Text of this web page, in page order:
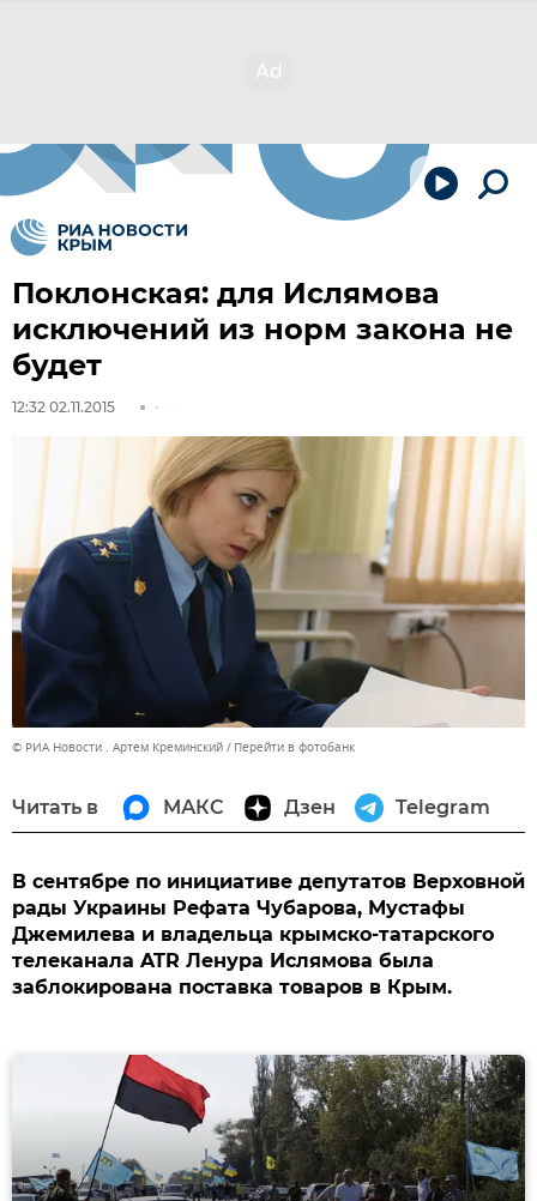
Поклонская: для Ислямова
исключений из норм закона не
будет
12:32 02.11.2015
© РИА Новости . Артем Креминский Перейти в фотобанк
Читать в МАКС Дзен Telegram
В сентябре по инициативе депутатов Верховной
рады Украины Рефата Чубарова, Мустафы
Джемилева и владельца крымско-татарского
телеканала ATR Ленура Ислямова была
заблокирована поставка товаров в Крым.